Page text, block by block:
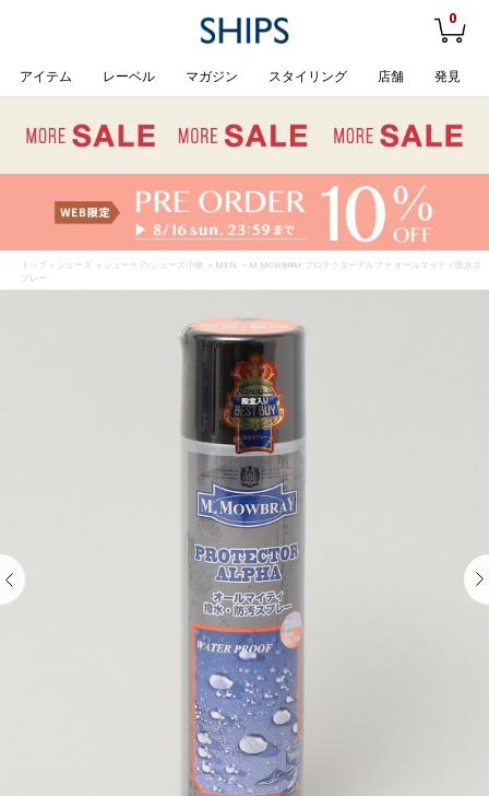
0
アイテム レーベル マガジン スタイリング 店舗 発見
トップ > シューズ > シューケア/シューズ小物 > MEN > M.MOWBRAY:プロテクターアルファ オールマイティ防水ス
プレー